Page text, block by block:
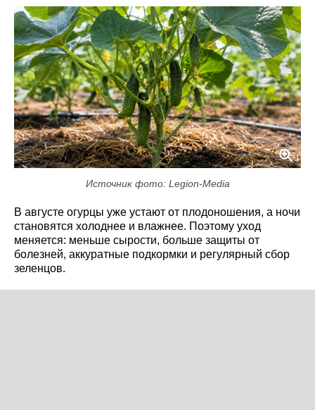
Источник фото: Legion-Media
В августе огурцы уже устают от плодоношения, а ночи
становятся холоднее и влажнее. Поэтому уход
меняется: меньше сырости, больше защиты от
болезней, аккуратные подкормки и регулярный сбор
зеленцов.